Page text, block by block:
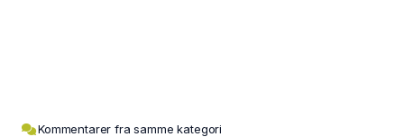
Kommentarer fra samme kategori